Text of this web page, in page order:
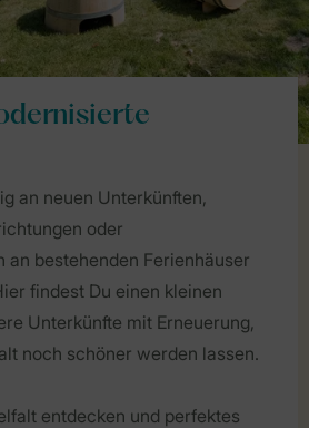
an neuen Unterkünften,
oder
an bestehenden Ferienhäuser
findest Du einen kleinen
Unterkünfte mit Erneuerung,
noch schöner werden lassen.
entdecken und perfektes